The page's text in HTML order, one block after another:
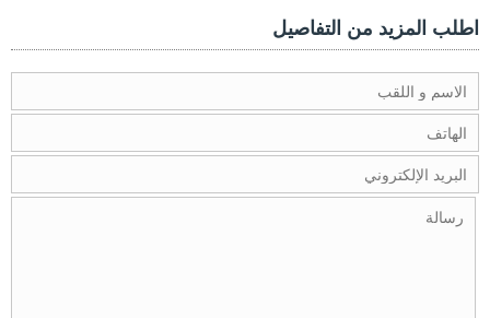
اطلب المزيد من التفاصيل